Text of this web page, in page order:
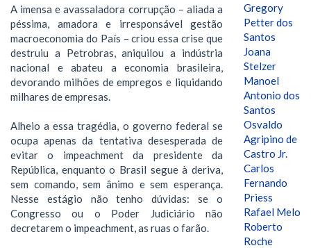
A imensa e avassaladora corrupção – aliada a
péssima, amadora e irresponsável gestão
macroeconomia do País – criou essa crise que
destruiu a Petrobras, aniquilou a indústria
nacional e abateu a economia brasileira,
devorando milhões de empregos e liquidando
milhares de empresas.
Alheio a essa tragédia, o governo federal se
ocupa apenas da tentativa desesperada de
evitar o impeachment da presidente da
República, enquanto o Brasil segue à deriva,
sem comando, sem ânimo e sem esperança.
Nesse estágio não tenho dúvidas: se o
Congresso ou o Poder Judiciário não
decretarem o impeachment, as ruas o farão.
Gregory
Petter dos
Santos
Joana
Stelzer
Manoel
Antonio dos
Santos
Osvaldo
Agripino de
Castro Jr.
Carlos
Fernando
Priess
Rafael Melo
Roberto
Roche